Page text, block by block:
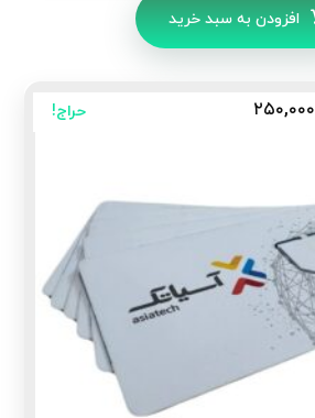
افزودن به سبد خرید
۲۵۰,۰۰۰ حراج!